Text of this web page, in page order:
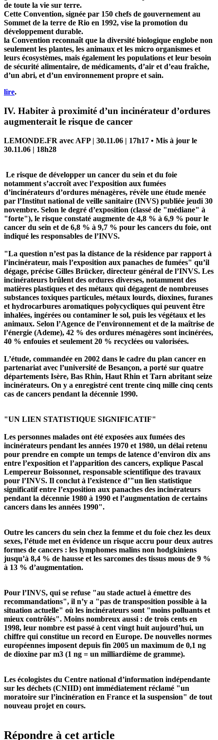
de toute la vie sur terre.
Cette Convention, signée par 150 chefs de gouvernement au
Sommet de la terre de Rio en 1992, vise la promotion du
développement durable.
la Convention reconnaît que la diversité biologique englobe non
seulement les plantes, les animaux et les micro organismes et
leurs écosystèmes, mais également les populations et leur besoin
de sécurité alimentaire, de médicaments, d’air et d’eau fraîche,
d’un abri, et d’un environnement propre et sain.
lire.
IV. Habiter à proximité d’un incinérateur d’ordures
augmenterait le risque de cancer
LEMONDE.FR avec AFP | 30.11.06 | 17h17 • Mis à jour le
30.11.06 | 18h28
Le risque de développer un cancer du sein et du foie
notamment s’accroît avec l’exposition aux fumées
d’incinérateurs d’ordures ménagères, révèle une étude menée
par l’Institut national de veille sanitaire (INVS) publiée jeudi 30
novembre. Selon le degré d’exposition (classé de "médiane" à
"forte"), le risque constaté augmente de 4,8 % à 6,9 % pour le
cancer du sein et de 6,8 % à 9,7 % pour les cancers du foie, ont
indiqué les responsables de l’INVS.
"La question n’est pas la distance de la résidence par rapport à
l’incinérateur, mais l’exposition aux panaches de fumées" qu’il
dégage, précise Gilles Brücker, directeur général de l’INVS. Les
incinérateurs brûlent des ordures diverses, notamment des
matières plastiques et des métaux qui dégagent de nombreuses
substances toxiques particules, métaux lourds, dioxines, furanes
et hydrocarbures aromatiques polycycliques qui peuvent être
inhalées, ingérées ou contaminer le sol, puis les végétaux et les
animaux. Selon l’Agence de l’environnement et de la maîtrise de
l’énergie (Ademe), 42 % des ordures ménagères sont incinérées,
40 % enfouies et seulement 20 % recyclées ou valorisées.
L’étude, commandée en 2002 dans le cadre du plan cancer en
partenariat avec l’université de Besançon, a porté sur quatre
départements Isère, Bas Rhin, Haut Rhin et Tarn abritant seize
incinérateurs. On y a enregistré cent trente cinq mille cinq cents
cas de cancers pendant la décennie 1990.
"UN LIEN STATISTIQUE SIGNIFICATIF"
Les personnes malades ont été exposées aux fumées des
incinérateurs pendant les années 1970 et 1980, un délai retenu
pour prendre en compte un temps de latence d’environ dix ans
entre l’exposition et l’apparition des cancers, explique Pascal
Lempereur Boissonnet, responsable scientifique des travaux
pour l’INVS. Il conclut à l’existence d’"un lien statistique
significatif entre l’exposition aux panaches des incinérateurs
pendant la décennie 1980 à 1990 et l’augmentation de certains
cancers dans les années 1990".
Outre les cancers du sein chez la femme et du foie chez les deux
sexes, l’étude met en évidence un risque accru pour deux autres
formes de cancers : les lymphomes malins non hodgkiniens
jusqu’à 8,4 % de hausse et les sarcomes des tissus mous de 9 %
à 13 % d’augmentation.
Pour l’INVS, qui se refuse "au stade actuel à émettre des
recommandations", il n’y a "pas de transposition possible à la
situation actuelle" où les incinérateurs sont "moins polluants et
mieux contrôlés". Moins nombreux aussi : de trois cents en
1998, leur nombre est passé à cent vingt huit aujourd’hui, un
chiffre qui constitue un record en Europe. De nouvelles normes
européennes imposent depuis fin 2005 un maximum de 0,1 ng
de dioxine par m3 (1 ng = un milliardième de gramme).
Les écologistes du Centre national d’information indépendante
sur les déchets (CNIID) ont immédiatement réclamé "un
moratoire sur l’incinération en France et la suspension" de tout
nouveau projet en cours.
Répondre à cet article